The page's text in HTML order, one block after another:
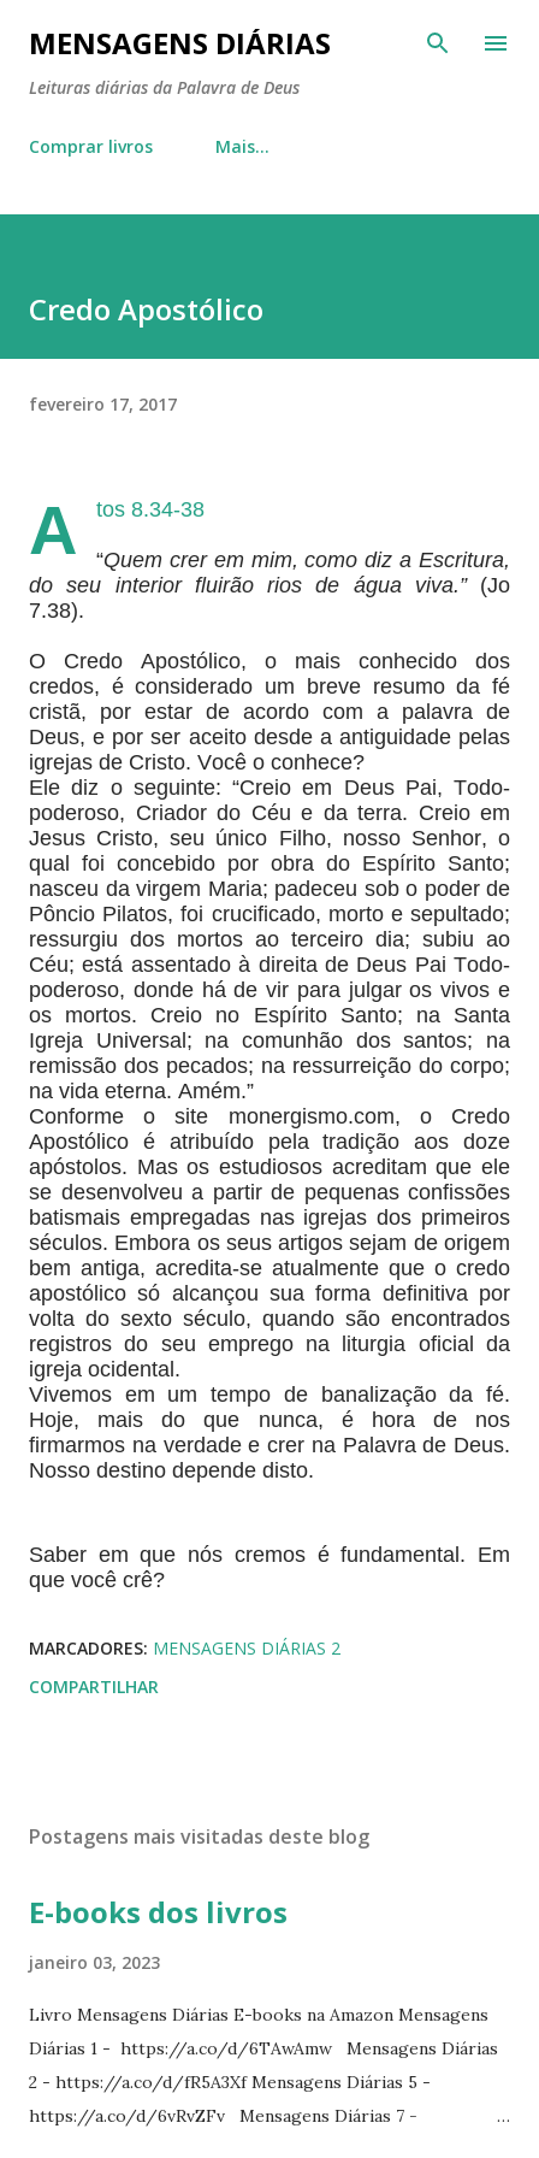
Pular para o conteúdo principal
MENSAGENS DIÁRIAS
Leituras diárias da Palavra de Deus
Comprar livros Mais…
Credo Apostólico
fevereiro 17, 2017
A tos 8.34-38
“Quem crer em mim, como diz a Escritura,
do seu interior fluirão rios de água viva.” (Jo
7.38).
O Credo Apostólico, o mais conhecido dos
credos, é considerado um breve resumo da fé
cristã, por estar de acordo com a palavra de
Deus, e por ser aceito desde a antiguidade pelas
igrejas de Cristo. Você o conhece?
Ele diz o seguinte: “Creio em Deus Pai, Todo-
poderoso, Criador do Céu e da terra. Creio em
Jesus Cristo, seu único Filho, nosso Senhor, o
qual foi concebido por obra do Espírito Santo;
nasceu da virgem Maria; padeceu sob o poder de
Pôncio Pilatos, foi crucificado, morto e sepultado;
ressurgiu dos mortos ao terceiro dia; subiu ao
Céu; está assentado à direita de Deus Pai Todo-
poderoso, donde há de vir para julgar os vivos e
os mortos. Creio no Espírito Santo; na Santa
Igreja Universal; na comunhão dos santos; na
remissão dos pecados; na ressurreição do corpo;
na vida eterna. Amém.”
Conforme o site monergismo.com, o Credo
Apostólico é atribuído pela tradição aos doze
apóstolos. Mas os estudiosos acreditam que ele
se desenvolveu a partir de pequenas confissões
batismais empregadas nas igrejas dos primeiros
séculos. Embora os seus artigos sejam de origem
bem antiga, acredita-se atualmente que o credo
apostólico só alcançou sua forma definitiva por
volta do sexto século, quando são encontrados
registros do seu emprego na liturgia oficial da
igreja ocidental.
Vivemos em um tempo de banalização da fé.
Hoje, mais do que nunca, é hora de nos
firmarmos na verdade e crer na Palavra de Deus.
Nosso destino depende disto.
Saber em que nós cremos é fundamental. Em
que você crê?
MARCADORES: MENSAGENS DIÁRIAS 2
COMPARTILHAR
Postagens mais visitadas deste blog
E-books dos livros
janeiro 03, 2023
Livro Mensagens Diárias E-books na Amazon Mensagens
Diárias 1 - https://a.co/d/6TAwAmw Mensagens Diárias
2 - https://a.co/d/fR5A3Xf Mensagens Diárias 5 -
https://a.co/d/6vRvZFv Mensagens Diárias 7 -